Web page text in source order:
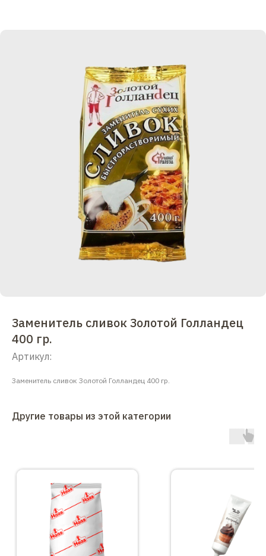
Заменитель сливок Золотой Голландец
400 гр.
Артикул:
Заменитель сливок Золотой Голландец 400 гр.
Другие товары из этой категории